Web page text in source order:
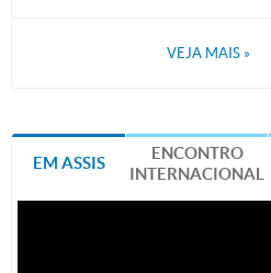
VEJA MAIS »
EM ASSIS
ENCONTRO
INTERNACIONAL